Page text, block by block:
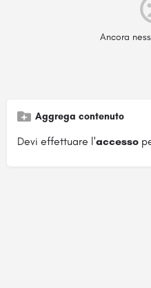
Ancora
Aggrega contenuto
Devi effettuare l'accesso